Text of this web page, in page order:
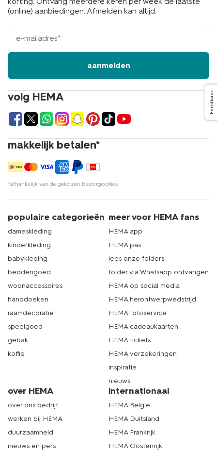
volg HEMA
makkelijk betalen*
*afhankelijk van de gekozen bezorgopties
(online) aanbiedingen. Afmelden kan altijd.
e-
mailadres
aanmelden
populaire categorieën
dameskleding
kinderkleding
babykleding
beddengoed
woonaccessoires
handdoeken
raamdecoratie
speelgoed
gebak
koffie
meer voor HEMA fans
HEMA app
HEMA pas
lees onze folders
folder via Whatsapp ontvangen
HEMA op social media
HEMA herontwerpwedstrijd
HEMA fotoservice
HEMA cadeaukaarten
HEMA tickets
HEMA verzekeringen
inspiratie
nieuws
over HEMA
over ons bedrijf
werken bij HEMA
duurzaamheid
nieuws en pers
internationaal
HEMA België
HEMA Duitsland
HEMA Frankrijk
HEMA Oostenrijk
Feedback